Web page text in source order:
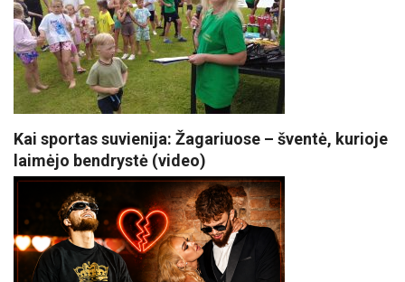
Kai sportas suvienija: Žagariuose – šventė, kurioje
laimėjo bendrystė (video)